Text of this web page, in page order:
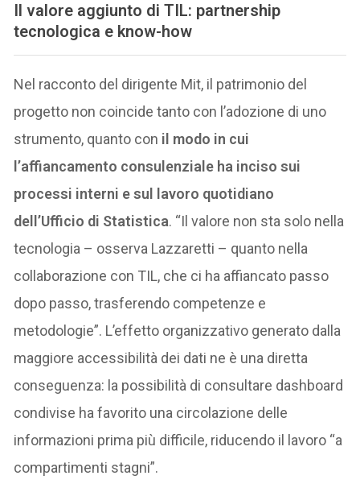
Il valore aggiunto di TIL: partnership
tecnologica e know-how
Nel racconto del dirigente Mit, il patrimonio del
progetto non coincide tanto con l’adozione di uno
strumento, quanto con il modo in cui
l’affiancamento consulenziale ha inciso sui
processi interni e sul lavoro quotidiano
dell’Ufficio di Statistica. “Il valore non sta solo nella
tecnologia – osserva Lazzaretti – quanto nella
collaborazione con TIL, che ci ha affiancato passo
dopo passo, trasferendo competenze e
metodologie”. L’effetto organizzativo generato dalla
maggiore accessibilità dei dati ne è una diretta
conseguenza: la possibilità di consultare dashboard
condivise ha favorito una circolazione delle
informazioni prima più difficile, riducendo il lavoro “a
compartimenti stagni”.